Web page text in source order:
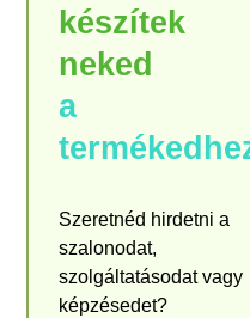
készítek
neked
a
Szeretnéd hirdetni a
szalonodat,
szolgáltatásodat vagy
képzésedet?